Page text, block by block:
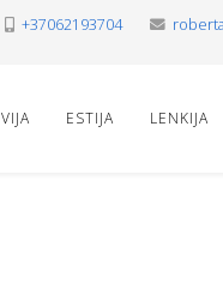
+37062193704
ESTIJA LENKIJA